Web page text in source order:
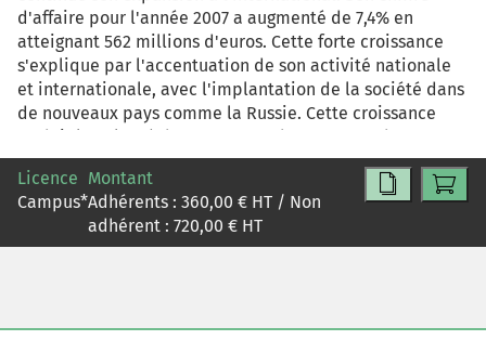
d'affaire pour l'année 2007 a augmenté de 7,4% en
atteignant 562 millions d'euros. Cette forte croissance
s'explique par l'accentuation de son activité nationale
et internationale, avec l'implantation de la société dans
de nouveaux pays comme la Russie. Cette croissance
traduit la volonté de VINCI PARK de s'engager dans une
stratégie de développement soutenue et pérenne. C'est
une société performante qui analyse et évolue sur son
marché avec dynamisme et réalisme. Ses aptitudes
commerciales, économiques et financières lui ont
vise aujourd'hui à détenir un positionnement différent et
Licence
Campus*
Montant
Adhérents : 360,00 € HT / Non
adhérent : 720,00 € HT